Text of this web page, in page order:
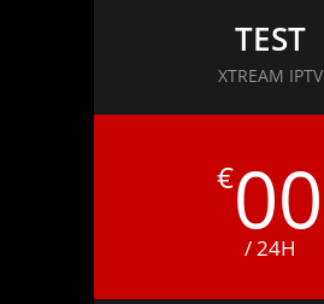
TEST
XTREAM IPTV
€00
/ 24H